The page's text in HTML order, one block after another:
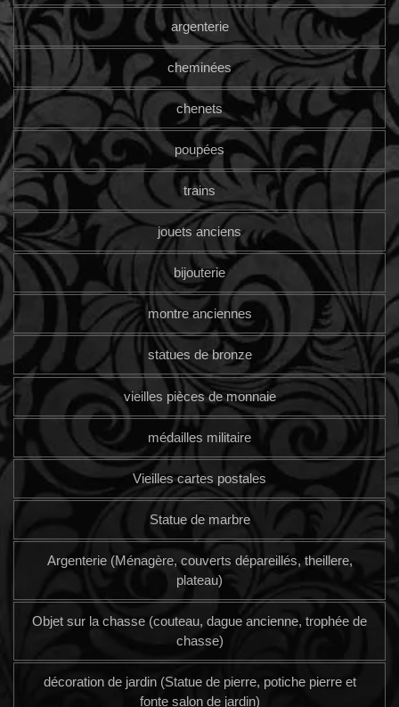
argenterie
cheminées
chenets
poupées
trains
jouets anciens
bijouterie
montre anciennes
statues de bronze
vieilles pièces de monnaie
médailles militaire
Vieilles cartes postales
Statue de marbre
Argenterie (Ménagère, couverts dépareillés, theillere,
plateau)
Objet sur la chasse (couteau, dague ancienne, trophée de
chasse)
décoration de jardin (Statue de pierre, potiche pierre et
fonte salon de jardin)